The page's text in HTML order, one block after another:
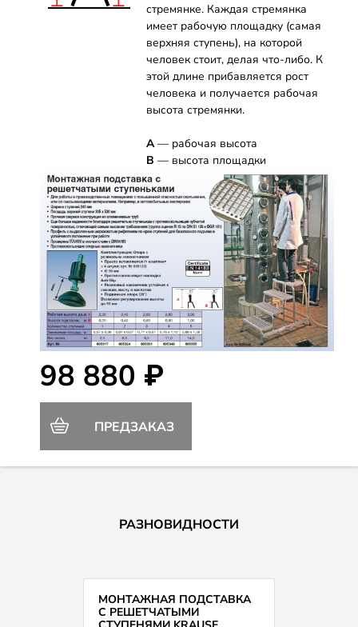
стремянке. Каждая стремянка
имеет рабочую площадку (самая
верхняя ступень), на которой
человек стоит, делая что-либо. К
этой длине прибавляется рост
человека и получается рабочая
высота стремянки.
А— рабочая высота
B — высота площадки
98 880 ₽
ПРЕДЗАКАЗ
РАЗНОВИДНОСТИ
МОНТАЖНАЯ ПОДСТАВКА
С РЕШЕТЧАТЫМИ